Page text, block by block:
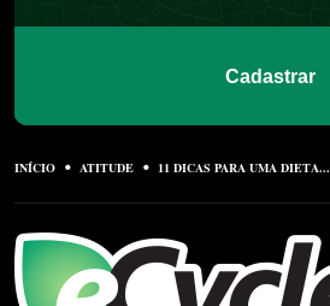
Cadastrar
INÍCIO ATITUDE 11 DICAS PARA UMA DIETA...